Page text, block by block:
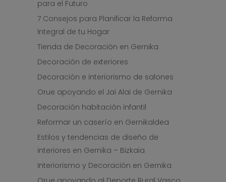
para el Futuro
7 Consejos para Planificar la Reforma
Integral de tu Hogar
Tienda de Decoración en Gernika
Decoración de exteriores
Decoración e interiorismo de salones
Orue apoyando el Jai Alai de Gernika
Decoración habitación infantil
Reformar un caserío en Gernikaldea
Estilos y tendencias de diseño de
interiores en Gernika – Bizkaia
Interiorismo y Decoración en Gernika